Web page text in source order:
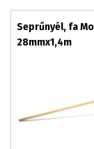
Seprűnyél, fa
28mmx1,4m